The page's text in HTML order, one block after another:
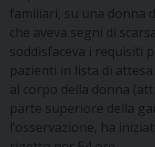
familiari, su una donna
che aveva segni di
soddisfaceva i requisiti
pazienti in lista di
al corpo della donna
parte superiore della
l’osservazione, ha